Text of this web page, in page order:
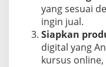
yang sesuai
ingin jual.
Siapkan
digital yang
kursus